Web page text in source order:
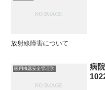
放射線障害について
医用機器安全管理学
病